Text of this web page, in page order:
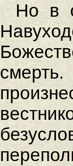
Но в